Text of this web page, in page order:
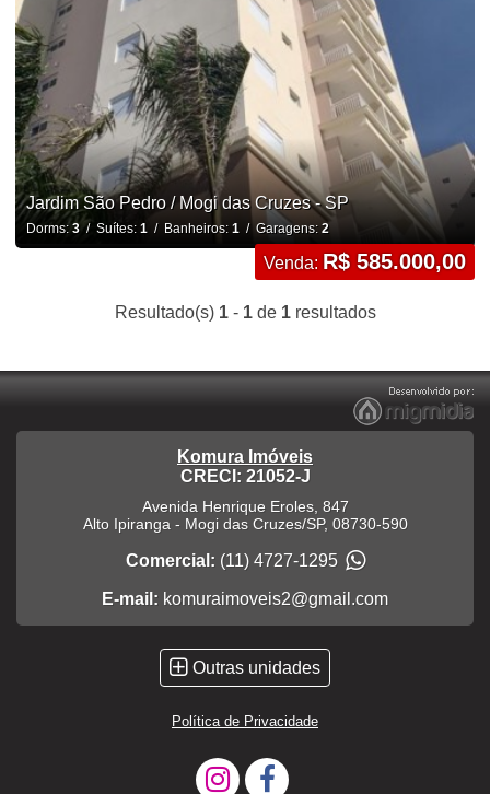
Jardim São Pedro / Mogi das Cruzes - SP
Dorms: 3/ Suítes: 1/ Banheiros: 1/ Garagens: 2
Venda: R$ 585.000,00
Resultado(s) 1- 1de 1resultados
Komura Imóveis
CRECI: 21052-J
Avenida Henrique Eroles, 847
Alto Ipiranga - Mogi das Cruzes/SP, 08730-590
Comercial: (11) 4727-1295
E-mail: komuraimoveis2@gmail.com
Outras unidades
Política de Privacidade